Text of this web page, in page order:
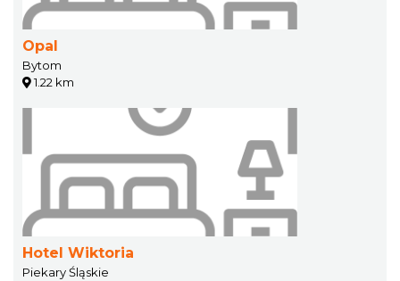
Opal
Bytom
1.22 km
Hotel Wiktoria
Piekary Śląskie